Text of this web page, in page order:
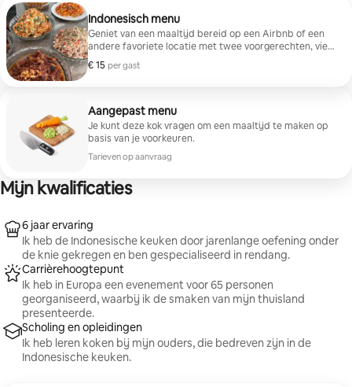
Indonesisch menu
Geniet van een maaltijd bereid op een Airbnb of een
andere favoriete locatie met twee voorgerechten, vier
hoofdgerechten, één dessert en rijst. De gerechten
zijn gemaakt van natuurlijke ingrediënten en bieden
€ 15 per gast
€ 15 per gast
Aangepast menu
Je kunt deze kok vragen om een maaltijd te maken op
basis van je voorkeuren.
Tarieven op aanvraag
Mijn kwalificaties
6 jaar ervaring
Ik heb de Indonesische keuken door jarenlange oefening onder
de knie gekregen en ben gespecialiseerd in rendang.
Carrièrehoogtepunt
Ik heb in Europa een evenement voor 65 personen
georganiseerd, waarbij ik de smaken van mijn thuisland
presenteerde.
Scholing en opleidingen
Ik heb leren koken bij mijn ouders, die bedreven zijn in de
Indonesische keuken.